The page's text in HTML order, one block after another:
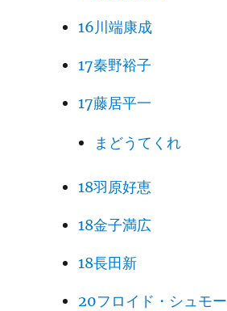
16川端康成
17秦野裕子
17藤居平一
まどうてくれ
18羽原好恵
18金子満広
18長田新
20フロイド・シュモー